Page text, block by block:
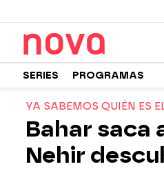
SERIES PROGRAMAS
YA SABEMOS QUIÉN ES
Bahar saca
Nehir